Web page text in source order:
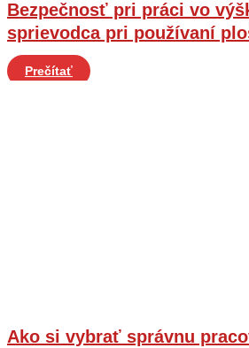
Bezpečnosť pri práci vo
sprievodca pri používaní
Prečítať
Ako si vybrať správnu